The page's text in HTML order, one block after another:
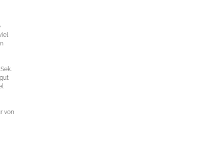
von